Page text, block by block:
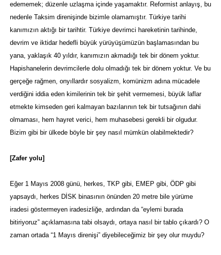
edememek; düzenle uzlaşma içinde yaşamaktır. Reformist anlayış, bu
nedenle Taksim direnişinde bizimle olamamıştır. Türkiye tarihi
kanımızın aktığı bir tarihtir. Türkiye devrimci hareketinin tarihinde,
devrim ve iktidar hedefli büyük yürüyüşümüzün başlamasından bu
yana, yaklaşık 40 yıldır, kanımızın akmadığı tek bir dönem yoktur.
Hapishanelerin devrimcilerle dolu olmadığı tek bir dönem yoktur. Ve bu
gerçeğe rağmen, onyıllardır sosyalizm, komünizm adına mücadele
verdiğini iddia eden kimilerinin tek bir şehit vermemesi, büyük laflar
etmekte kimseden geri kalmayan bazılarının tek bir tutsağının dahi
olmaması, hem hayret verici, hem muhasebesi gerekli bir olgudur.
Bizim gibi bir ülkede böyle bir şey nasıl mümkün olabilmektedir?
[Zafer yolu]
Eğer 1 Mayıs 2008 günü, herkes, TKP gibi, EMEP gibi, ÖDP gibi
yapsaydı, herkes DİSK binasının önünden 20 metre bile yürüme
iradesi göstermeyen iradesizliğe, ardından da “eylemi burada
bitiriyoruz” açıklamasına tabi olsaydı, ortaya nasıl bir tablo çıkardı? O
zaman ortada “1 Mayıs direnişi” diyebileceğimiz bir şey olur muydu?